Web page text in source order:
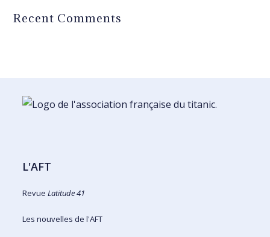
Recent Comments
L'AFT
RevueLatitude 41
Les nouvelles de l'AFT